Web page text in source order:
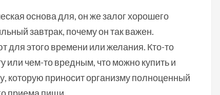
основа для, он же залог хорошего
завтрак, почему он так важен.
для этого времени или желания. Кто-то
или чем-то вредным, что можно купить и
которую приносит организму полноценный